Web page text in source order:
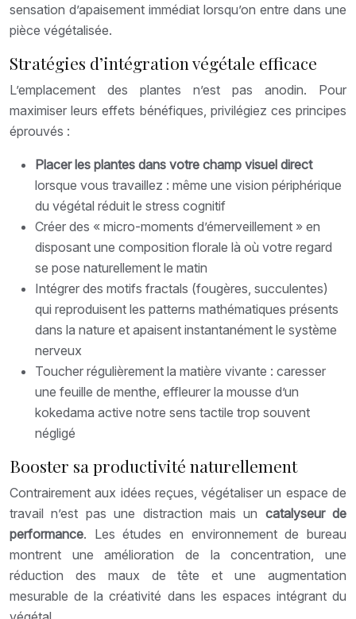
sensation d’apaisement immédiat lorsqu’on entre dans une
pièce végétalisée.
Stratégies d’intégration végétale efficace
L’emplacement des plantes n’est pas anodin. Pour
maximiser leurs effets bénéfiques, privilégiez ces principes
éprouvés :
Placer les plantes dans votre champ visuel direct
lorsque vous travaillez : même une vision périphérique
du végétal réduit le stress cognitif
Créer des « micro-moments d’émerveillement » en
disposant une composition florale là où votre regard
se pose naturellement le matin
Intégrer des motifs fractals (fougères, succulentes)
qui reproduisent les patterns mathématiques présents
dans la nature et apaisent instantanément le système
nerveux
Toucher régulièrement la matière vivante : caresser
une feuille de menthe, effleurer la mousse d’un
kokedama active notre sens tactile trop souvent
négligé
Booster sa productivité naturellement
Contrairement aux idées reçues, végétaliser un espace de
travail n’est pas une distraction mais un catalyseur de
performance. Les études en environnement de bureau
montrent une amélioration de la concentration, une
réduction des maux de tête et une augmentation
mesurable de la créativité dans les espaces intégrant du